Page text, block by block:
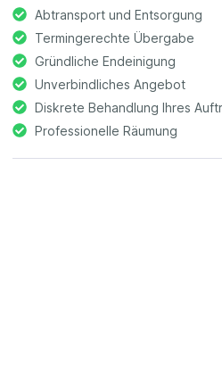
Abtransport und Entsorgung
Termingerechte Übergabe
Gründliche Endeinigung
Unverbindliches Angebot
Diskrete Behandlung Ihres
Professionelle Räumung